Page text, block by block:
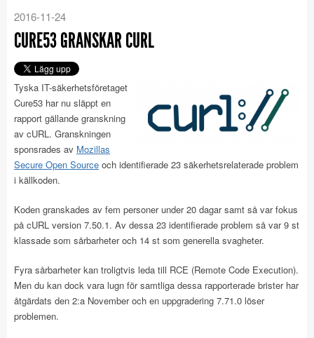
2016-11-24
CURE53 GRANSKAR CURL
Tyska IT-säkerhetsföretaget
Cure53 har nu släppt en
rapport gällande granskning
av cURL. Granskningen
sponsrades av Mozillas
Secure Open Source och identifierade 23 säkerhetsrelaterade problem
i källkoden.
Koden granskades av fem personer under 20 dagar samt så var fokus
på cURL version 7.50.1. Av dessa 23 identifierade problem så var 9 st
klassade som sårbarheter och 14 st som generella svagheter.
Fyra sårbarheter kan troligtvis leda till RCE (Remote Code Execution).
Men du kan dock vara lugn för samtliga dessa rapporterade brister har
åtgärdats den 2:a November och en uppgradering 7.71.0 löser
problemen.